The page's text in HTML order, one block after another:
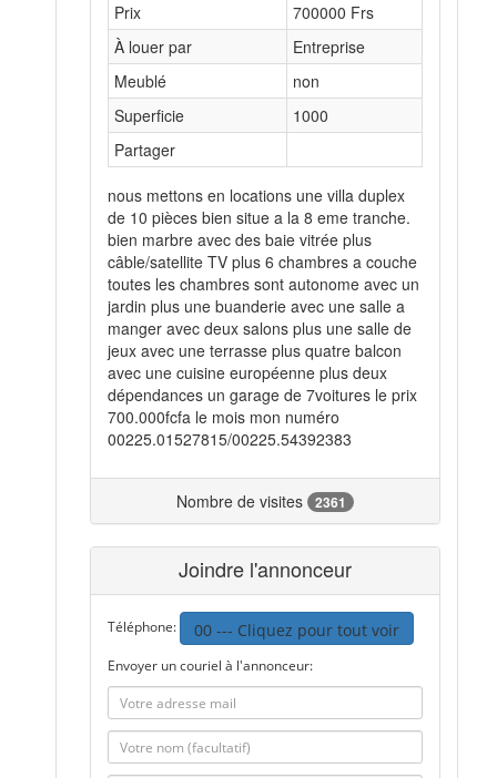
Prix
700000 Frs
À louer par
Entreprise
Meublé
non
Superficie
1000
Partager
nous mettons en locations une villa duplex
de 10 pièces bien situe a la 8 eme tranche.
bien marbre avec des baie vitrée plus
câble/satellite TV plus 6 chambres a couche
toutes les chambres sont autonome avec un
jardin plus une buanderie avec une salle a
manger avec deux salons plus une salle de
jeux avec une terrasse plus quatre balcon
avec une cuisine européenne plus deux
dépendances un garage de 7voitures le prix
700.000fcfa le mois mon numéro
00225.01527815/00225.54392383
Nombre de visites 2361
Joindre l'annonceur
Téléphone: 00 --- Cliquez pour tout voir
Envoyer un couriel à l'annonceur: